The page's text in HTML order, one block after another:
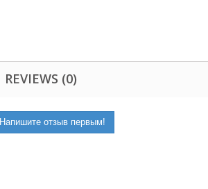
REVIEWS (0)
Напишите отзыв первым!